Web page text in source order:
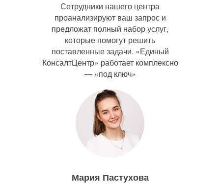
Сотрудники нашего центра
проанализируют ваш запрос и
предложат полный набор услуг,
которые помогут решить
поставленные задачи. «Единый
КонсалтЦентр» работает комплексно
— «под ключ»
Мария Пастухова